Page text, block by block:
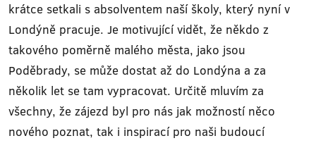
krátce setkali s absolventem naší školy, který nyní v
Londýně pracuje. Je motivující vidět, že někdo z
takového poměrně malého města, jako jsou
Poděbrady, se může dostat až do Londýna a za
několik let se tam vypracovat. Určitě mluvím za
všechny, že zájezd byl pro nás jak možností něco
nového poznat, tak i inspirací pro naši budoucí